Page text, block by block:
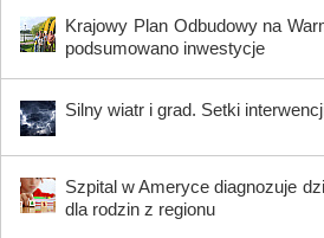
Krajowy Plan Odbudowy na
podsumowano inwestycje
Silny wiatr i grad. Setki
Szpital w Ameryce diagnozuje
dla rodzin z regionu